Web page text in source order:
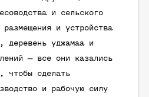
и сельского
и устройства
деревень уджамаа и
— все они казались
чтобы сделать
и рабочую силу